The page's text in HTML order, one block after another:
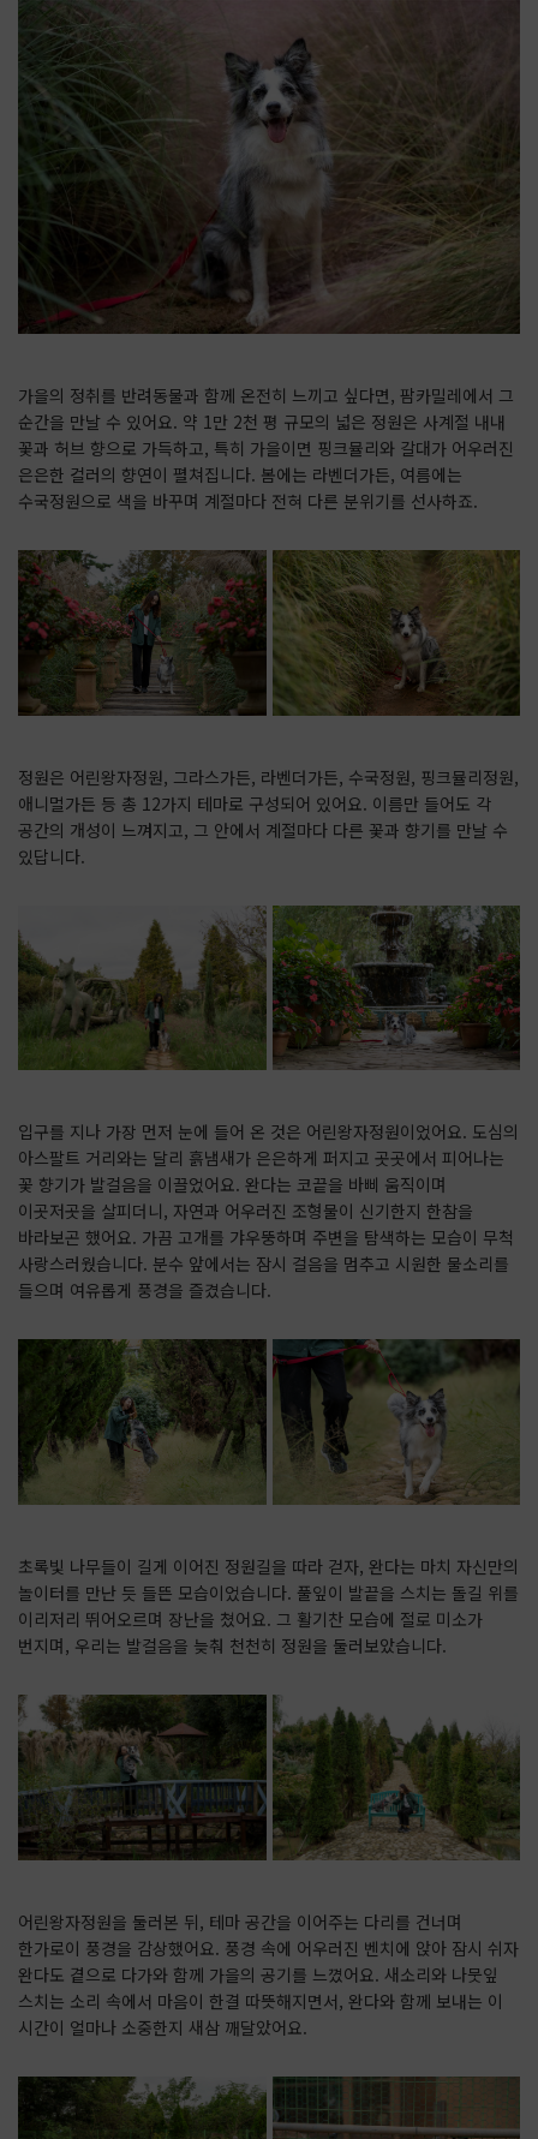
가을의 정취를 반려동물과 함께 온전히 느끼고 싶다면, 팜카밀레에서 그
순간을 만날 수 있어요. 약 1만 2천 평 규모의 넓은 정원은 사계절 내내
꽃과 허브 향으로 가득하고, 특히 가을이면 핑크뮬리와 갈대가 어우러진
은은한 컬러의 향연이 펼쳐집니다. 봄에는 라벤더가든, 여름에는
수국정원으로 색을 바꾸며 계절마다 전혀 다른 분위기를 선사하죠.
정원은 어린왕자정원, 그라스가든, 라벤더가든, 수국정원, 핑크뮬리정원,
애니멀가든 등 총 12가지 테마로 구성되어 있어요. 이름만 들어도 각
공간의 개성이 느껴지고, 그 안에서 계절마다 다른 꽃과 향기를 만날 수
있답니다.
입구를 지나 가장 먼저 눈에 들어 온 것은 어린왕자정원이었어요. 도심의
아스팔트 거리와는 달리 흙냄새가 은은하게 퍼지고 곳곳에서 피어나는
꽃 향기가 발걸음을 이끌었어요. 완다는 코끝을 바삐 움직이며
이곳저곳을 살피더니, 자연과 어우러진 조형물이 신기한지 한참을
바라보곤 했어요. 가끔 고개를 갸우뚱하며 주변을 탐색하는 모습이 무척
사랑스러웠습니다. 분수 앞에서는 잠시 걸음을 멈추고 시원한 물소리를
들으며 여유롭게 풍경을 즐겼습니다.
초록빛 나무들이 길게 이어진 정원길을 따라 걷자, 완다는 마치 자신만의
놀이터를 만난 듯 들뜬 모습이었습니다. 풀잎이 발끝을 스치는 돌길 위를
이리저리 뛰어오르며 장난을 쳤어요. 그 활기찬 모습에 절로 미소가
번지며, 우리는 발걸음을 늦춰 천천히 정원을 둘러보았습니다.
어린왕자정원을 둘러본 뒤, 테마 공간을 이어주는 다리를 건너며
한가로이 풍경을 감상했어요. 풍경 속에 어우러진 벤치에 앉아 잠시 쉬자
완다도 곁으로 다가와 함께 가을의 공기를 느꼈어요. 새소리와 나뭇잎
스치는 소리 속에서 마음이 한결 따뜻해지면서, 완다와 함께 보내는 이
시간이 얼마나 소중한지 새삼 깨달았어요.